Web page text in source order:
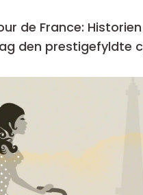
de France:
den prestigefyldte